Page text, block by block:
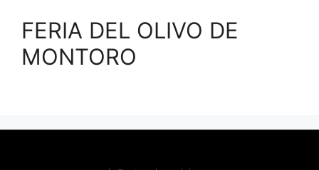
FERIA DEL OLIVO DE
MONTORO